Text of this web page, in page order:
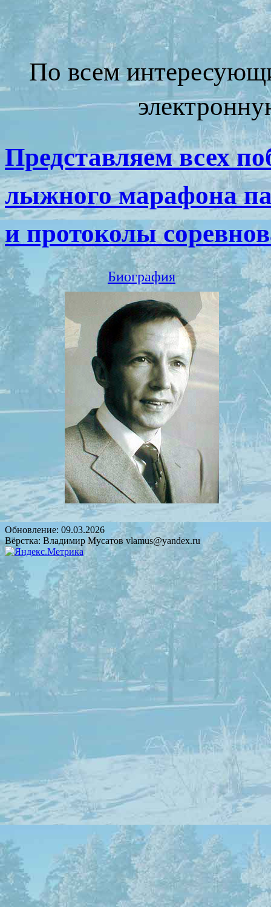
По всем
Представляем всех
лыжного марафона
и протоколы
Биография
Обновление: 09.03.2026
Вёрстка: Владимир Мусатов vlamus@yandex.ru